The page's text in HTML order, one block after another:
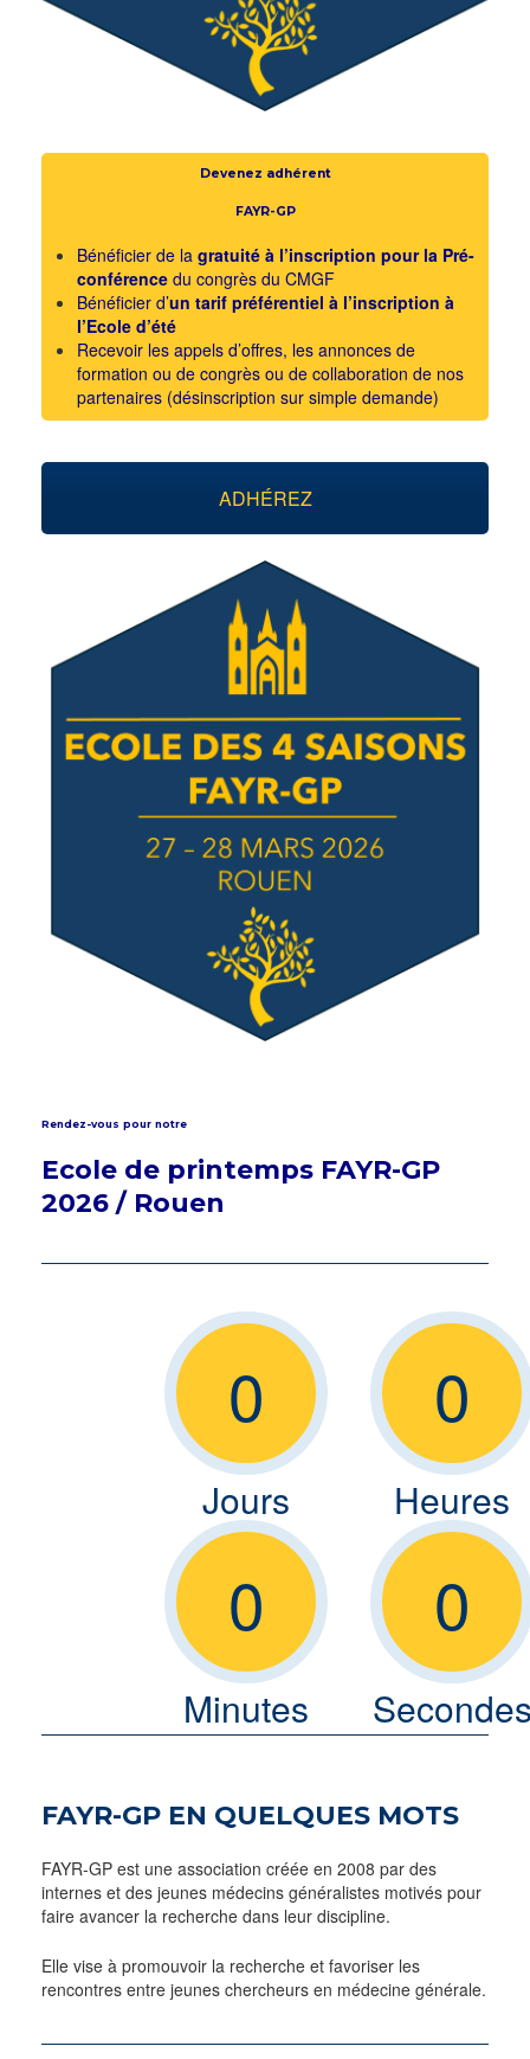
Devenez adhérent
FAYR-GP
Bénéficier de la gratuité à l’inscription pour la Pré-
conférence du congrès du CMGF
Bénéficier d’un tarif préférentiel à l’inscription à
l’Ecole d’été
Recevoir les appels d’offres, les annonces de
formation ou de congrès ou de collaboration de nos
partenaires (désinscription sur simple demande)
ADHÉREZ
Rendez-vous pour notre
Ecole de printemps FAYR-GP
2026 / Rouen
0
Jours
0
Heures
0
Minutes
0
FAYR-GP EN QUELQUES MOTS
FAYR-GP est une association créée en 2008 par des
internes et des jeunes médecins généralistes motivés pour
faire avancer la recherche dans leur discipline.
Elle vise à promouvoir la recherche et favoriser les
rencontres entre jeunes chercheurs en médecine générale.